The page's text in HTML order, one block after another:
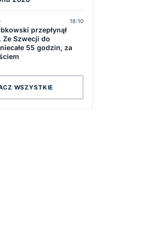
18:10
przepłynął
Ze Szwecji do
55 godzin, za
WSZYSTKIE